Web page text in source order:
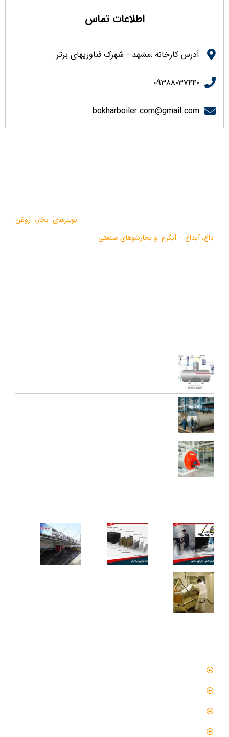
اطلاعات تماس
آدرس کارخانه :مشهد - شهرک فناوریهای برتر
09388037440
bokharboiler.com@gmail.com
بویلرهای بخار، روغن
داغ،آبداغ –آبگرم و بخارشوهای صنعتی